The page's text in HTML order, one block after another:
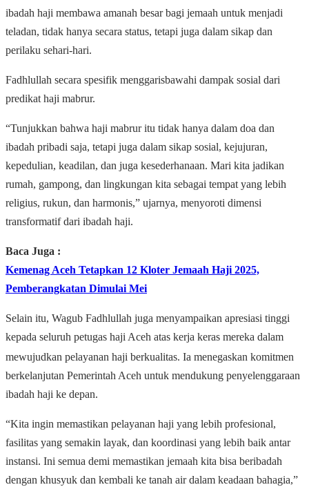
ibadah haji membawa amanah besar bagi jemaah untuk menjadi
teladan, tidak hanya secara status, tetapi juga dalam sikap dan
perilaku sehari-hari.
Fadhlullah secara spesifik menggarisbawahi dampak sosial dari
predikat haji mabrur.
“Tunjukkan bahwa haji mabrur itu tidak hanya dalam doa dan
ibadah pribadi saja, tetapi juga dalam sikap sosial, kejujuran,
kepedulian, keadilan, dan juga kesederhanaan. Mari kita jadikan
rumah, gampong, dan lingkungan kita sebagai tempat yang lebih
religius, rukun, dan harmonis,” ujarnya, menyoroti dimensi
transformatif dari ibadah haji.
Baca Juga :
Kemenag Aceh Tetapkan 12 Kloter Jemaah Haji 2025,
Pemberangkatan Dimulai Mei
Selain itu, Wagub Fadhlullah juga menyampaikan apresiasi tinggi
kepada seluruh petugas haji Aceh atas kerja keras mereka dalam
mewujudkan pelayanan haji berkualitas. Ia menegaskan komitmen
berkelanjutan Pemerintah Aceh untuk mendukung penyelenggaraan
ibadah haji ke depan.
“Kita ingin memastikan pelayanan haji yang lebih profesional,
fasilitas yang semakin layak, dan koordinasi yang lebih baik antar
instansi. Ini semua demi memastikan jemaah kita bisa beribadah
dengan khusyuk dan kembali ke tanah air dalam keadaan bahagia,”